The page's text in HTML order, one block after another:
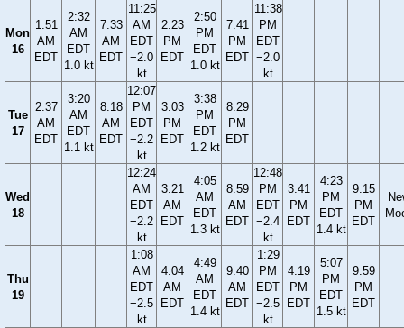
Mon
16
1:51
AM
EDT
2:32
AM
EDT
1.0 kt
7:33
AM
EDT
11:25
AM
EDT
−2.0
kt
2:23
PM
EDT
2:50
PM
EDT
1.0 kt
7:41
PM
EDT
11:38
PM
EDT
−2.0
kt
Tue
17
2:37
AM
EDT
3:20
AM
EDT
1.1 kt
8:18
AM
EDT
12:07
PM
EDT
−2.2
kt
3:03
PM
EDT
3:38
PM
EDT
1.2 kt
8:29
PM
EDT
Wed
18
12:24
AM
EDT
−2.2
kt
3:21
AM
EDT
4:05
AM
EDT
1.3 kt
8:59
AM
EDT
12:48
PM
EDT
−2.4
kt
3:41
PM
EDT
4:23
PM
EDT
1.4 kt
9:15
PM
EDT
Thu
19
1:08
AM
EDT
−2.5
kt
4:04
AM
EDT
4:49
AM
EDT
1.4 kt
9:40
AM
EDT
1:29
PM
EDT
−2.5
kt
4:19
PM
EDT
5:07
PM
EDT
1.5 kt
9:59
PM
EDT